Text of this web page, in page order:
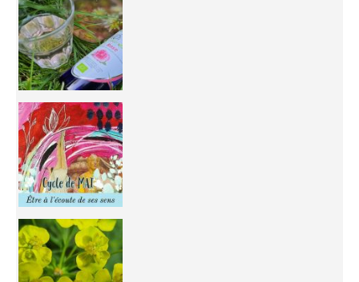
Inhabit your body and understand its
You're